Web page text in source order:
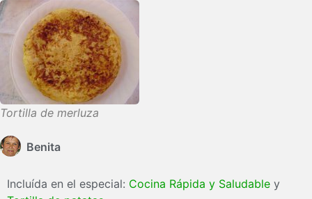
Tortilla de merluza
Benita
Incluída en el especial: Cocina Rápida y Saludable y